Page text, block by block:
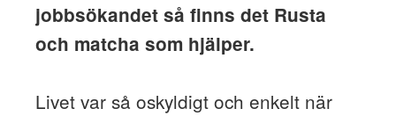
jobbsökandet så finns det Rusta
och matcha som hjälper.
Livet var så oskyldigt och enkelt när